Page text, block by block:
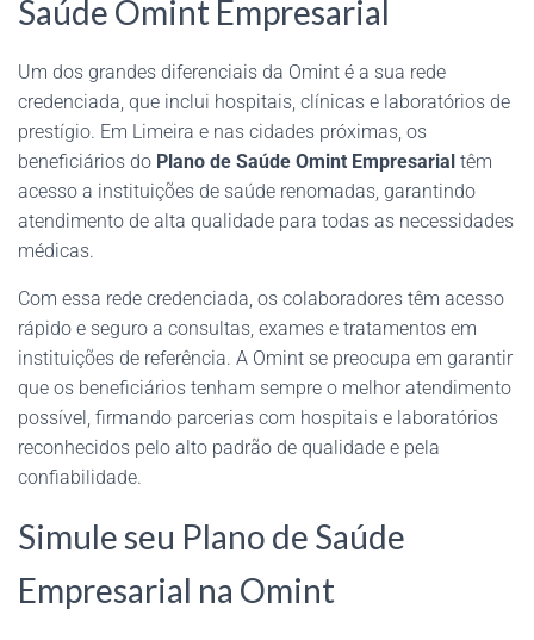
Saúde Omint Empresarial
Um dos grandes diferenciais da Omint é a sua rede
credenciada, que inclui hospitais, clínicas e laboratórios de
prestígio. Em Limeira e nas cidades próximas, os
beneficiários do Plano de Saúde Omint Empresarial têm
acesso a instituições de saúde renomadas, garantindo
atendimento de alta qualidade para todas as necessidades
médicas.
Com essa rede credenciada, os colaboradores têm acesso
rápido e seguro a consultas, exames e tratamentos em
instituições de referência. A Omint se preocupa em garantir
que os beneficiários tenham sempre o melhor atendimento
possível, firmando parcerias com hospitais e laboratórios
reconhecidos pelo alto padrão de qualidade e pela
confiabilidade.
Simule seu Plano de Saúde
Empresarial na Omint